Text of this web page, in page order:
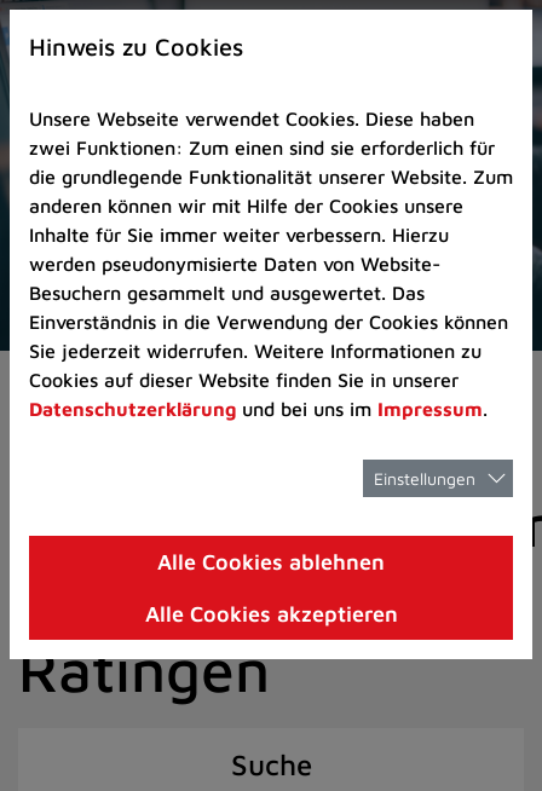
Zur
Startseite
Zum
Seitenanfang
springen
(Schnelltaste
A)
Zur
Navigation/Menü
springen
(Schnelltaste
M)
Zur
8)
I)
Aktuelles Pressemitteilungen
der Stadt
Ratingen
Suche
Hinweis zu Cookies
Unsere Webseite verwendet Cookies. Diese haben
zwei Funktionen: Zum einen sind sie erforderlich für
die grundlegende Funktionalität unserer Website. Zum
anderen können wir mit Hilfe der Cookies unsere
Inhalte für Sie immer weiter verbessern. Hierzu
werden pseudonymisierte Daten von Website-
Besuchern gesammelt und ausgewertet. Das
Einverständnis in die Verwendung der Cookies können
Sie jederzeit widerrufen. Weitere Informationen zu
Cookies auf dieser Website finden Sie in unserer
Datenschutzerklärung und bei uns im Impressum.
Einstellungen
Alle Cookies ablehnen
Alle Cookies akzeptieren